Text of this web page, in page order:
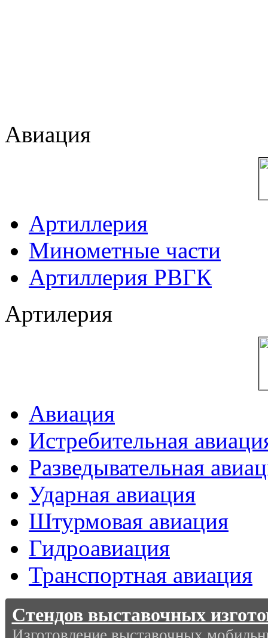
Авиация
Артиллерия
Минометные части
Артиллерия РВГК
Артилерия
Авиация
Истребительная
Разведывательная
Ударная авиация
Штурмовая авиация
Гидроавиация
Транспортная авиация
Стендов выставочных